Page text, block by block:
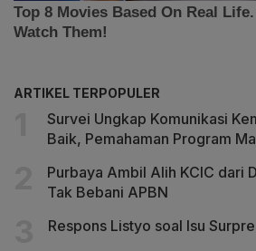
ARTIKEL TERPOPULER
Survei Ungkap Komunikasi
Baik, Pemahaman Program
Purbaya Ambil Alih KCIC dari
Tak Bebani APBN
Respons Listyo soal Isu